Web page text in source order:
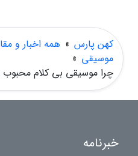
کهن پارس » همه اخبار و
موسیقی »
چرا موسیقی بی کلام محبوب
خبرنامه